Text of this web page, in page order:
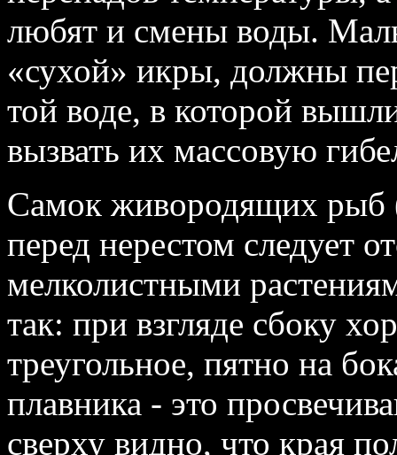
любят и смены воды.
«сухой» икры, должны
той воде, в которой
вызвать их массовую
Самок живородящих рыб
перед нерестом следует
мелколистными
так: при взгляде сбоку
треугольное, пятно на
плавника - это
сверху видно, что края